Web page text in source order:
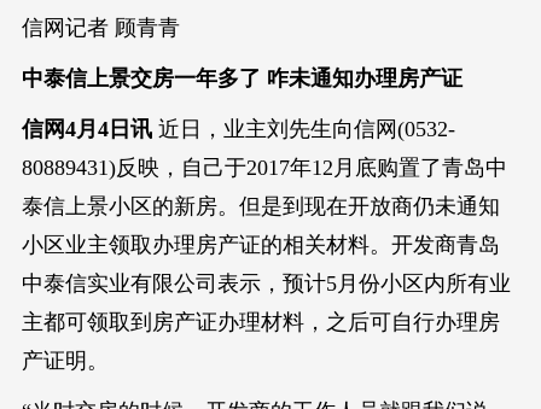
信网记者 顾青青
中泰信上景交房一年多了 咋未通知办理房产证
信网4月4日讯近日，业主刘先生向信网(0532-
80889431)反映，自己于2017年12月底购置了青岛中
泰信上景小区的新房。但是到现在开放商仍未通知
小区业主领取办理房产证的相关材料。开发商青岛
中泰信实业有限公司表示，预计5月份小区内所有业
主都可领取到房产证办理材料，之后可自行办理房
产证明。